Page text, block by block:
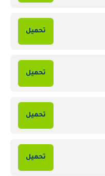
تحميل
تحميل
تحميل
تحميل